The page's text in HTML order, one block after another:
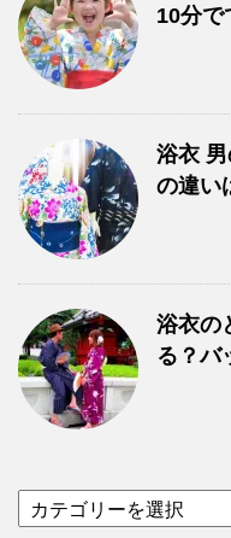
10分で
浴衣
の違い
浴衣の
る？バ
テ